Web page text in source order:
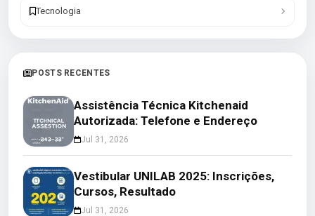
Tecnologia
POSTS RECENTES
Assistência Técnica Kitchenaid
Autorizada: Telefone e Endereço
Jul 31, 2026
Vestibular UNILAB 2025: Inscrições,
Cursos, Resultado
Jul 31, 2026